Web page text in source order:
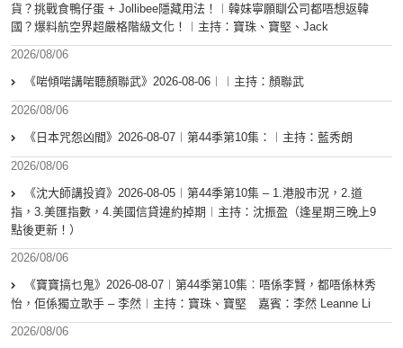
貨？挑戰食鴨仔蛋 + Jollibee隱藏用法！︱韓妹寧願瞓公司都唔想返韓
國？爆料航空界超嚴格階級文化！︱主持：寶珠、寶堅、Jack
2026/08/06
《啱傾啱講啱聽顏聯武》2026-08-06︱︱主持：顏聯武
2026/08/06
《日本咒怨凶間》2026-08-07︱第44季第10集：︱主持：藍秀朗
2026/08/06
《沈大師講投資》2026-08-05︱第44季第10集 – 1.港股市況，2.道
指，3.美匯指數，4.美國信貸違約掉期︱主持：沈振盈（逢星期三晚上9
點後更新！）
2026/08/06
《寶寶搞乜鬼》2026-08-07︱第44季第10集︰唔係李賢，都唔係林秀
怡，佢係獨立歌手 – 李然︱主持：寶珠、寶堅 嘉賓：李然 Leanne Li
2026/08/06